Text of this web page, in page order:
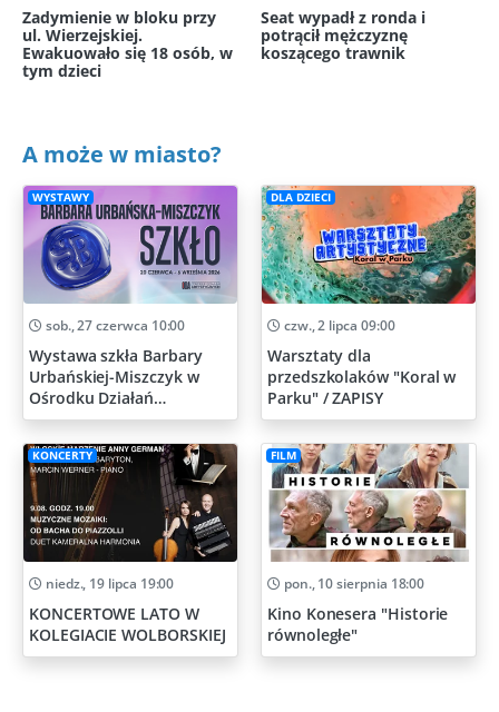
Zadymienie w bloku przy
ul. Wierzejskiej.
Ewakuowało się 18 osób, w
tym dzieci
Seat wypadł z ronda i
potrącił mężczyznę
koszącego trawnik
A może w miasto?
WYSTAWY
sob., 27 czerwca 10:00
Wystawa szkła Barbary
Urbańskiej-Miszczyk w
Ośrodku Działań
Artystycznych
DLA DZIECI
czw., 2 lipca 09:00
Warsztaty dla
przedszkolaków "Koral w
Parku" / ZAPISY
KONCERTY
niedz., 19 lipca 19:00
KONCERTOWE LATO W
KOLEGIACIE WOLBORSKIEJ
FILM
pon., 10 sierpnia 18:00
Kino Konesera "Historie
równoległe"